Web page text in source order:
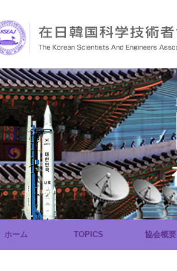
ホーム TOPICS 協会概要